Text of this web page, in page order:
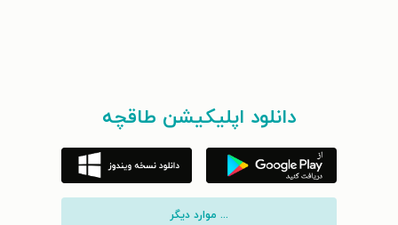
دانلود اپلیکیشن طاقچه
... موارد دیگر